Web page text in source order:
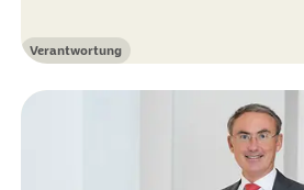
Kategorie
Verantwortung